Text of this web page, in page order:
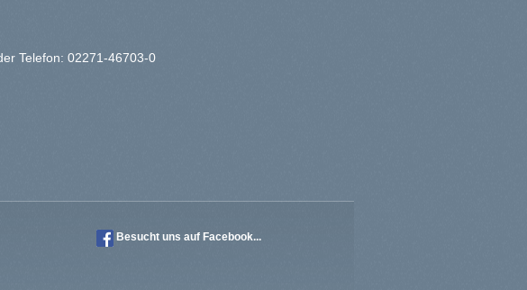
Telefon: 02271-46703-0
Besucht uns auf Facebook...